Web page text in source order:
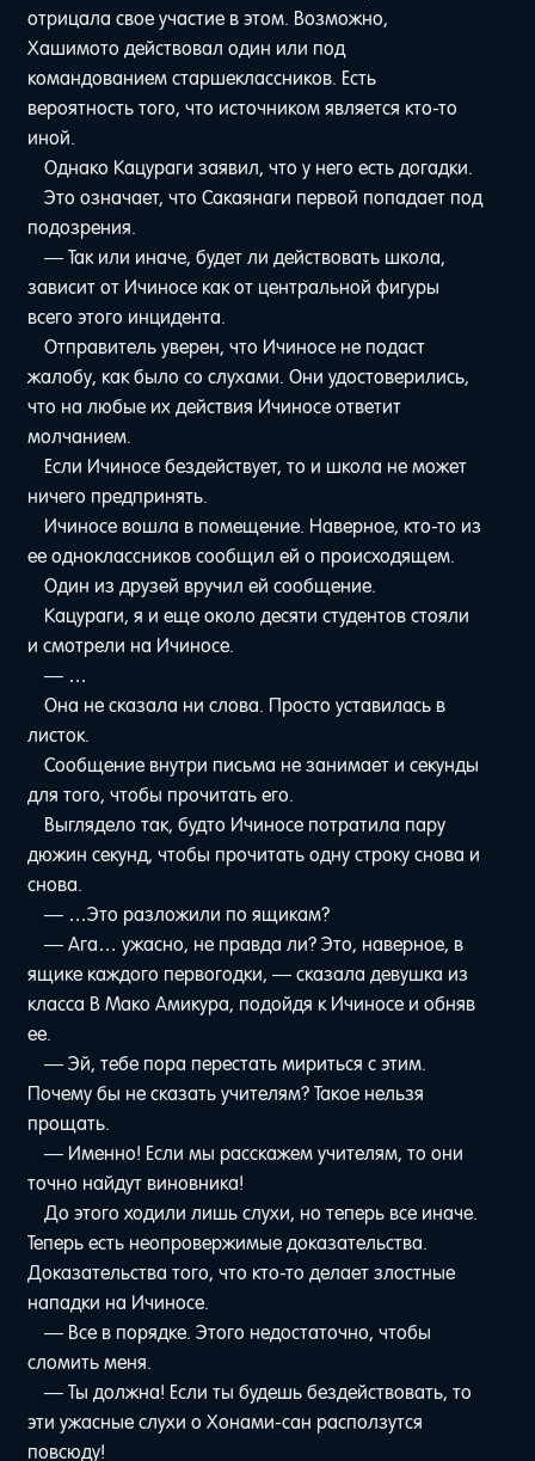
отрицала свое участие в этом. Возможно,
Хашимото действовал один или под
командованием старшеклассников. Есть
вероятность того, что источником является кто-то
иной.
Однако Кацураги заявил, что у него есть догадки.
Это означает, что Сакаянаги первой попадает под
подозрения.
— Так или иначе, будет ли действовать школа,
зависит от Ичиносе как от центральной фигуры
всего этого инцидента.
Отправитель уверен, что Ичиносе не подаст
жалобу, как было со слухами. Они удостоверились,
что на любые их действия Ичиносе ответит
молчанием.
Если Ичиносе бездействует, то и школа не может
ничего предпринять.
Ичиносе вошла в помещение. Наверное, кто-то из
ее одноклассников сообщил ей о происходящем.
Один из друзей вручил ей сообщение.
Кацураги, я и еще около десяти студентов стояли
и смотрели на Ичиносе.
— …
Она не сказала ни слова. Просто уставилась в
листок.
Сообщение внутри письма не занимает и секунды
для того, чтобы прочитать его.
Выглядело так, будто Ичиносе потратила пару
дюжин секунд, чтобы прочитать одну строку снова и
снова.
— …Это разложили по ящикам?
— Ага… ужасно, не правда ли? Это, наверное, в
ящике каждого первогодки, — сказала девушка из
класса B Мако Амикура, подойдя к Ичиносе и обняв
ее.
— Эй, тебе пора перестать мириться с этим.
Почему бы не сказать учителям? Такое нельзя
прощать.
— Именно! Если мы расскажем учителям, то они
точно найдут виновника!
До этого ходили лишь слухи, но теперь все иначе.
Теперь есть неопровержимые доказательства.
Доказательства того, что кто-то делает злостные
нападки на Ичиносе.
— Все в порядке. Этого недостаточно, чтобы
сломить меня.
— Ты должна! Если ты будешь бездействовать, то
эти ужасные слухи о Хонами-сан расползутся
повсюду!